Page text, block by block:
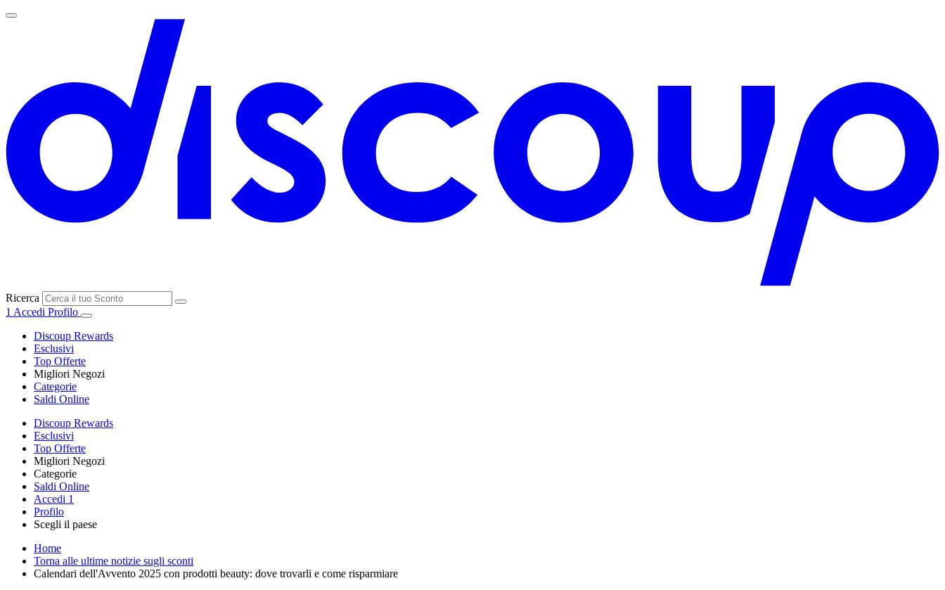
Ricerca
1 Accedi Profilo
Discoup Rewards
Esclusivi
Top Offerte
Migliori Negozi
Categorie
Saldi Online
Discoup Rewards
Esclusivi
Top Offerte
Migliori Negozi
Categorie
Saldi Online
Accedi 1
Profilo
Scegli il paese
Home
Torna alle ultime notizie sugli sconti
Calendari dell'Avvento 2025 con prodotti beauty: dove trovarli e come risparmiare